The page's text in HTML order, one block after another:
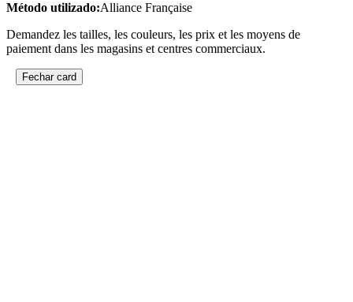
Método utilizado:Alliance Française
Demandez les tailles, les couleurs, les prix et les moyens de
paiement dans les magasins et centres commerciaux.
Fechar card